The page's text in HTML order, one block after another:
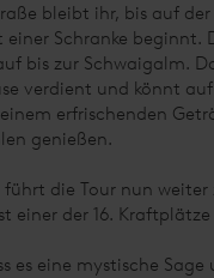
bleibt ihr, bis auf
einer Schranke beginnt.
bis zur Schwaigalm.
verdient und könnt
erfrischenden
genießen.
die Tour nun weiter
einer der 16.
es eine mystische Sage